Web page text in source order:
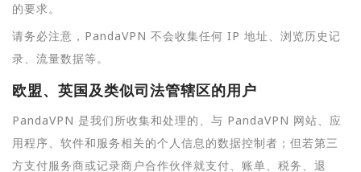
的要求。
请务必注意，PandaVPN 不会收集任何 IP 地址、浏览历史记
录、流量数据等。
欧盟、英国及类似司法管辖区的用户
PandaVPN 是我们所收集和处理的、与 PandaVPN 网站、应
用程序、软件和服务相关的个人信息的数据控制者；但若第三
方支付服务商或记录商户合作伙伴就支付、账单、税务、退